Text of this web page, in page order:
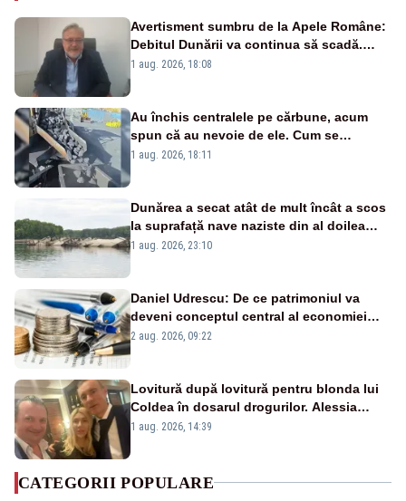
Avertisment sumbru de la Apele Române:
Debitul Dunării va continua să scadă.
Cernavodă s-ar putea închide în 4 zile
1 aug. 2026, 18:08
Au închis centralele pe cărbune, acum
spun că au nevoie de ele. Cum se
pasează vina în plină criză energetică
1 aug. 2026, 18:11
Dunărea a secat atât de mult încât a scos
la suprafață nave naziste din al doilea
război mondial
1 aug. 2026, 23:10
Daniel Udrescu: De ce patrimoniul va
deveni conceptul central al economiei
viitoare?
2 aug. 2026, 09:22
Lovitură după lovitură pentru blonda lui
Coldea în dosarul drogurilor. Alessia
Păcuraru explică decizia magistraților
1 aug. 2026, 14:39
CATEGORII POPULARE